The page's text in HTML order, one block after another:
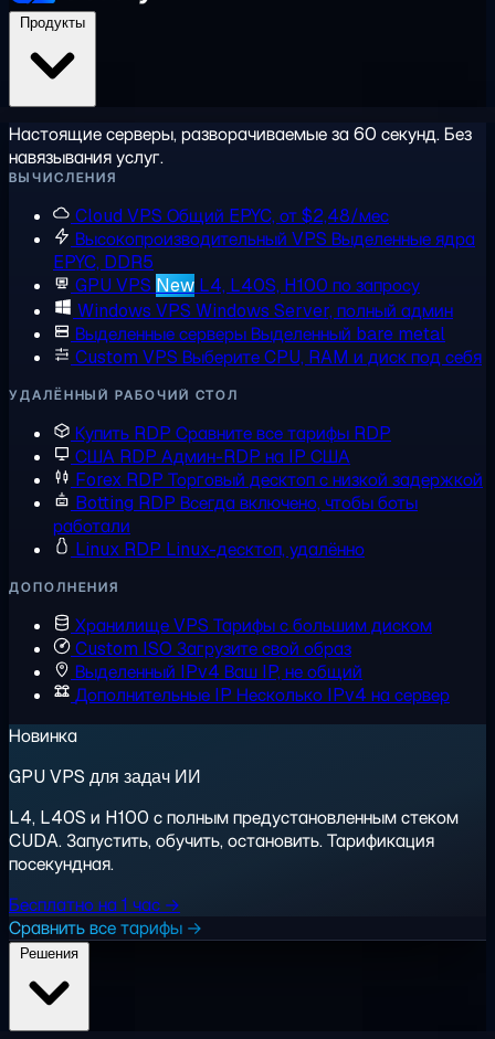
Настоящие серверы, разворачиваемые за 60 секунд. Без
навязывания услуг.
ВЫЧИСЛЕНИЯ
Cloud VPS Общий EPYC, от $2,48/мес
Высокопроизводительный VPS Выделенные ядра
EPYC, DDR5
GPU VPS New L4, L40S, H100 по запросу
Windows VPS Windows Server, полный админ
Выделенные серверыВыделенный bare metal
Custom VPS Выберите CPU, RAM и диск под себя
УДАЛЁННЫЙ РАБОЧИЙ СТОЛ
Купить RDP Сравните все тарифы RDP
США RDP Админ-RDP на IP США
Forex RDP Торговый десктоп с низкой задержкой
Botting RDP Всегда включено, чтобы боты
работали
Linux RDP Linux-десктоп, удалённо
ДОПОЛНЕНИЯ
Хранилище VPS Тарифы с большим диском
Custom ISO Загрузите свой образ
Выделенный IPv4 Ваш IP, не общий
Дополнительные IP Несколько IPv4 на сервер
Новинка
GPU VPS для задач ИИ
L4, L40S и H100 с полным предустановленным стеком
CUDA. Запустить, обучить, остановить. Тарификация
посекундная.
Бесплатно на 1 час →
Сравнить все тарифы →